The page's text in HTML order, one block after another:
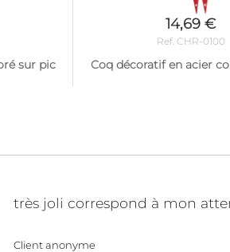
sur pic
14,69 €
Ref. CHR-0100
Coq décoratif en acier
très joli correspond à mon
Client anonyme